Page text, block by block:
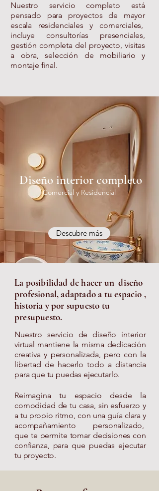
Nuestro servicio completo está
pensado para proyectos de mayor
escala residenciales y comerciales,
incluye consultorías presenciales,
gestión completa del proyecto, visitas
a obra, selección de mobiliario y
montaje final.
Descubre más
Diseño interior completo
Comercial y Residencial
La posibilidad de hacer un diseño
profesional, adaptado a tu espacio ,
historia y por supuesto tu
presupuesto.
Nuestro servicio de diseño interior
virtual mantiene la misma dedicación
creativa y personalizada, pero con la
libertad de hacerlo todo a distancia
para que tu puedas ejecutarlo.
Reimagina tu espacio desde la
comodidad de tu casa, sin esfuerzo y
a tu propio ritmo, con una guía clara y
acompañamiento personalizado,
que te permite tomar decisiones con
confianza, para que puedas ejecutar
tu proyecto.